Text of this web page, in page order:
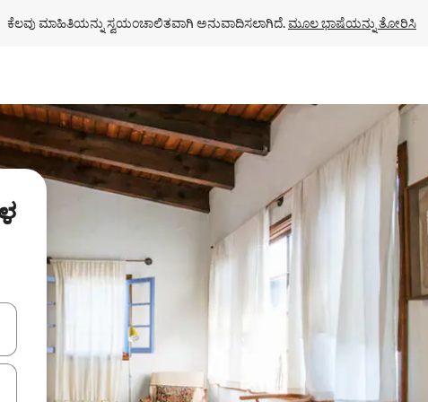
ಕೆಲವು ಮಾಹಿತಿಯನ್ನು ಸ್ವಯಂಚಾಲಿತವಾಗಿ ಅನುವಾದಿಸಲಾಗಿದೆ. ಮೂಲ ಭಾಷೆಯನ್ನು ತೋರಿಸಿ
ನ್ಯಾವಿಗೇಟ್ ಮಾಡಿ ಅಥವಾ ಸ್ಪರ್ಶ ಅಥವಾ ಸ್ವೈಪ್ ಗೆಸ್ಚರ್‌ಗಳ ಮೂಲಕ ಅನ್ವೇಷಿಸಿ.